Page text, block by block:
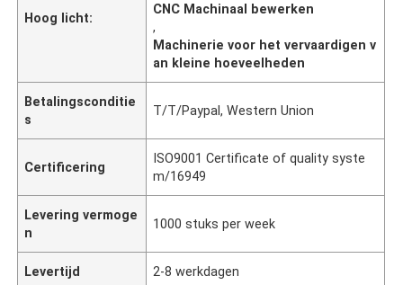
Hoog licht:
CNC Machinaal bewerken
,
Machinerie voor het vervaardigen v
an kleine hoeveelheden
Betalingsconditie
s
T/T/Paypal, Western Union
Certificering
ISO9001 Certificate of quality syste
m/16949
Levering vermoge
n
1000 stuks per week
Levertijd 2-8 werkdagen